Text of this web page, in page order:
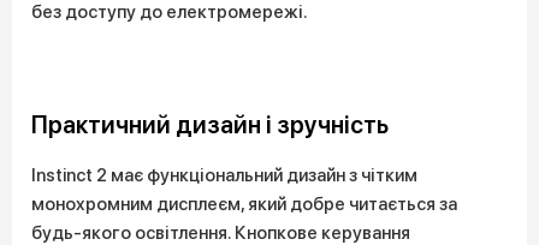
без доступу до електромережі.
Практичний дизайн і зручність
Instinct 2 має функціональний дизайн з чітким
монохромним дисплеєм, який добре читається за
будь-якого освітлення. Кнопкове керування